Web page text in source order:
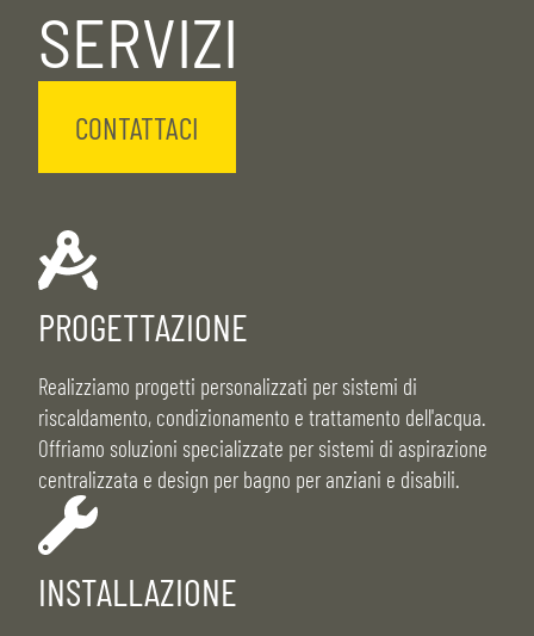
SERVIZI
CONTATTACI
PROGETTAZIONE
Realizziamo progetti personalizzati per sistemi di
riscaldamento, condizionamento e trattamento dell'acqua.
Offriamo soluzioni specializzate per sistemi di aspirazione
centralizzata e design per bagno per anziani e disabili.
INSTALLAZIONE